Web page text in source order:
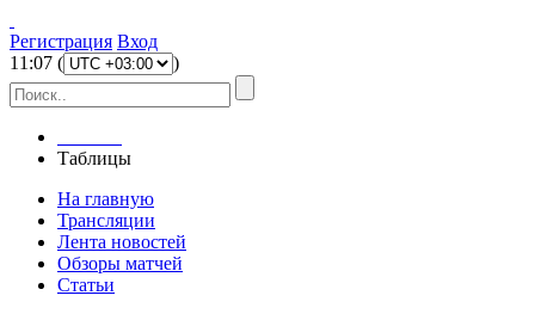
Регистрация Вход
11 :07 ( )
Таблицы
На главную
Трансляции
Лента новостей
Обзоры матчей
Статьи